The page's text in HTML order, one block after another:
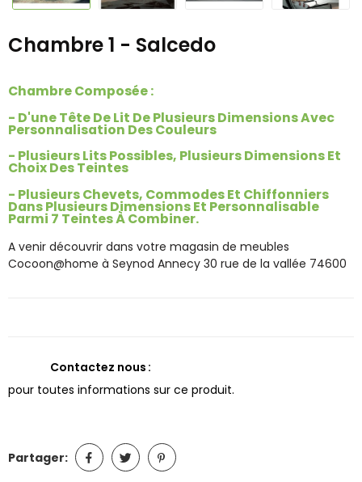
Chambre 1 - Salcedo
Chambre Composée :
- D'une Tête De Lit De Plusieurs Dimensions Avec
Personnalisation Des Couleurs
- Plusieurs Lits Possibles, Plusieurs Dimensions Et
Choix Des Teintes
- Plusieurs Chevets, Commodes Et Chiffonniers
Dans Plusieurs Dimensions Et Personnalisable
Parmi 7 Teintes À Combiner.
A venir découvrir dans votre magasin de meubles
Cocoon@home à Seynod Annecy 30 rue de la vallée 74600
Contactez nous
pour toutes informations sur ce produit.
Partager: